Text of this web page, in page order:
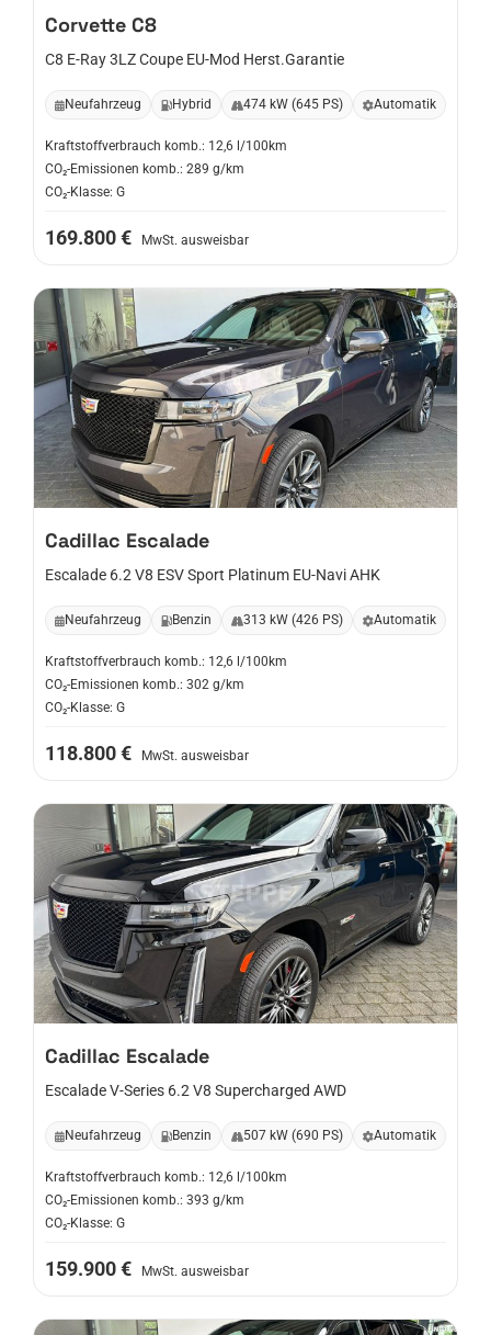
Corvette C8
C8 E-Ray 3LZ Coupe EU-Mod Herst.Garantie
Neufahrzeug Hybrid 474 kW (645 PS) Automatik
Kraftstoffverbrauch komb.: 12,6 l/100km
CO₂-Emissionen komb.: 289 g/km
CO₂-Klasse: G
169.800 € MwSt. ausweisbar
Cadillac Escalade
Escalade 6.2 V8 ESV Sport Platinum EU-Navi AHK
Neufahrzeug Benzin 313 kW (426 PS) Automatik
Kraftstoffverbrauch komb.: 12,6 l/100km
CO₂-Emissionen komb.: 302 g/km
CO₂-Klasse: G
118.800 € MwSt. ausweisbar
Cadillac Escalade
Escalade V-Series 6.2 V8 Supercharged AWD
Neufahrzeug Benzin 507 kW (690 PS) Automatik
Kraftstoffverbrauch komb.: 12,6 l/100km
CO₂-Emissionen komb.: 393 g/km
CO₂-Klasse: G
159.900 € MwSt. ausweisbar